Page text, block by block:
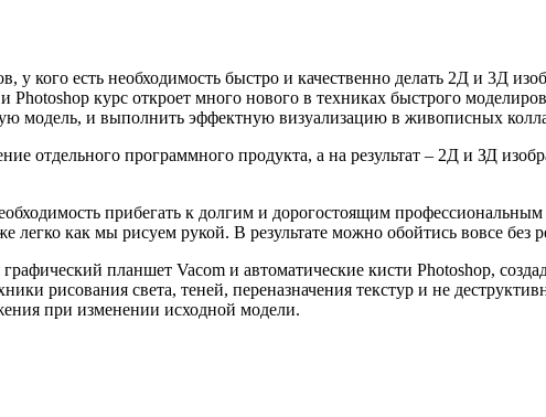
кого есть необходимость быстро и качественно делать 2Д и 3Д
курс откроет много нового в техниках быстрого
модель, и выполнить эффектную визуализацию в живописных
отдельного программного продукта, а на результат – 2Д и ЗД
прибегать к долгим и дорогостоящим
легко как мы рисуем рукой. В результате можно обойтись вовсе без
планшет Vacom и автоматические кисти Photoshop,
рисования света, теней, переназначения текстур и не
при изменении исходной модели.